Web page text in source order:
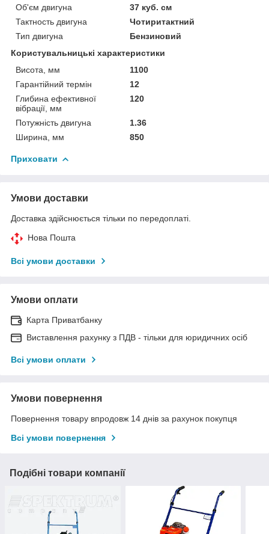
Об'єм двигуна
37 куб. см
Тактность двигуна
Чотиритактний
Тип двигуна
Бензиновий
Користувальницькі характеристики
Висота, мм
1100
Гарантійний термін
12
Глибина ефективної
вібрації, мм
120
Потужність двигуна
1.36
Ширина, мм
850
Приховати
Умови доставки
Доставка здійснюється тільки по передоплаті.
Нова Пошта
Всі умови доставки
Умови оплати
Карта Приватбанку
Виставлення рахунку з ПДВ - тільки для юридичних осіб
Всі умови оплати
Умови повернення
Повернення товару впродовж 14 днів за рахунок покупця
Всі умови повернення
Подібні товари компанії